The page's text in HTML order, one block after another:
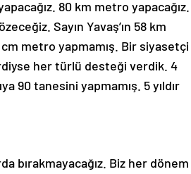
80 km metro yapacağız.
Sayın Yavaş’ın 58 km
cm metro yapmamış. Bir siyasetçi
her türlü desteği verdik. 4
90 tanesini yapmamış. 5 yıldır
bırakmayacağız. Biz her dönem